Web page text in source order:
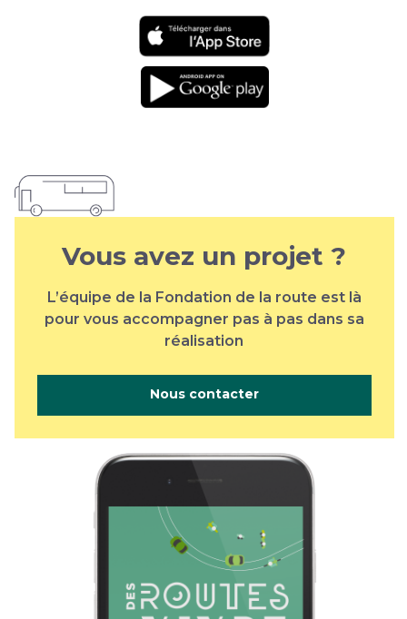
Téléchargement
sur l'app store
Téléchargement
sur google play
Vous avez un projet ?
L’équipe de la Fondation de la route est là
pour vous accompagner pas à pas dans sa
réalisation
Nous contacter